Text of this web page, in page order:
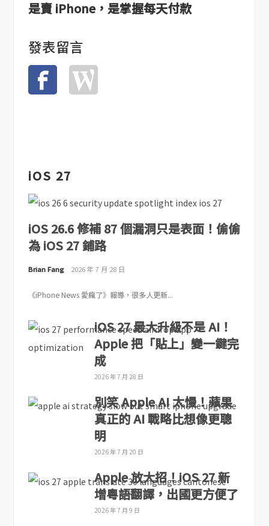
是賣 iPhone，是掌握每天付款
發表留言
iOS 27
iOS 26.6 修補 87 個漏洞只是表面！偷偷
為 iOS 27 鋪路
Brian Fang 2026 年 7 月 28 日
《iPhone News 愛瘋了》報導，很多人更新...
iOS 27 最大升級不是 AI！
Apple 把「貼上」變一鍵完
成
2026 年 7 月 28 日
別笑 Apple AI 太慢！蘋果
真正的 AI 戰略比想像更聰
明
2026 年 7 月 20 日
Apple 放大招！iOS 27 新
增粵語翻譯，出國更方便了
2026 年 7 月 9 日